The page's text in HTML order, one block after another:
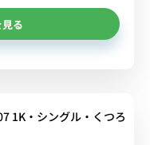
る
1K・シングル・くつろ